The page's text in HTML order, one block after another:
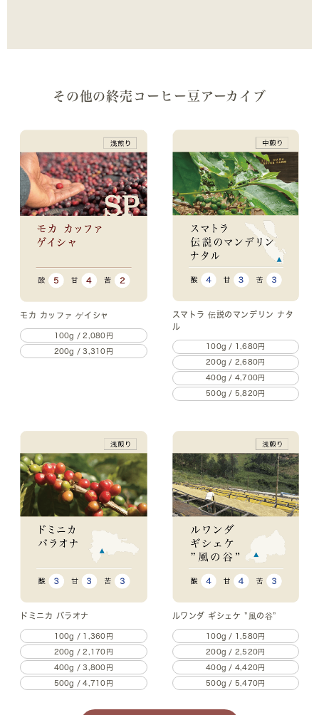
その他の終売コーヒー豆アーカイブ
モカ カッファ ゲイシャ
100g / 2,080円
200g / 3,310円
スマトラ 伝説のマンデリン ナタ
ル
100g / 1,680円
200g / 2,680円
400g / 4,700円
500g / 5,820円
ドミニカ バラオナ
100g / 1,360円
200g / 2,170円
400g / 3,800円
500g / 4,710円
ルワンダ ギシェケ ”風の谷”
100g / 1,580円
200g / 2,520円
400g / 4,420円
500g / 5,470円